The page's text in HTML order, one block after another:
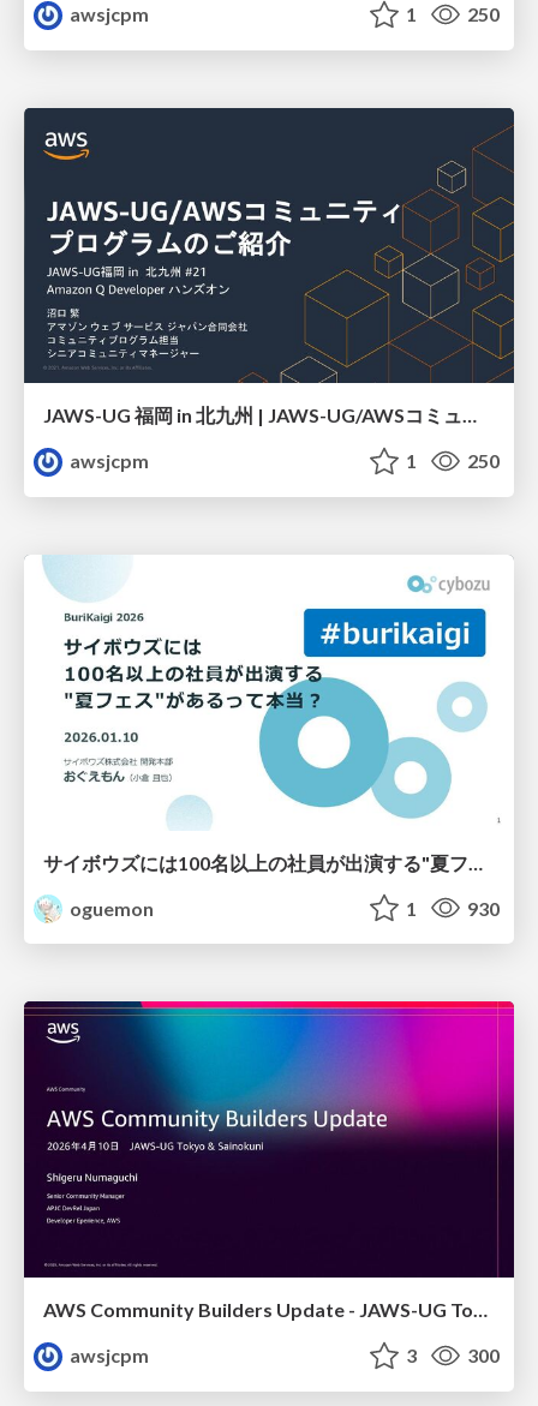
awsjcpm
1 250
JAWS-UG 福岡 in 北九州 | JAWS-UG/AWSコミュニティ プログラムのご紹介
awsjcpm
1 250
oguemon
1 930
AWS Community Builders Update - JAWS-UG Tokyo and Sainokuni
awsjcpm
3 300